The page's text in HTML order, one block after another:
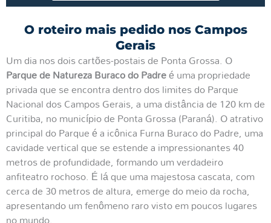
O roteiro mais pedido nos Campos
Gerais
Um dia nos dois cartões-postais de Ponta Grossa. O
Parque de Natureza Buraco do Padreé uma propriedade
privada que se encontra dentro dos limites do Parque
Nacional dos Campos Gerais, a uma distância de 120 km de
Curitiba, no município de Ponta Grossa (Paraná). O atrativo
principal do Parque é a icônica Furna Buraco do Padre, uma
cavidade vertical que se estende a impressionantes 40
metros de profundidade, formando um verdadeiro
anfiteatro rochoso. É lá que uma majestosa cascata, com
cerca de 30 metros de altura, emerge do meio da rocha,
apresentando um fenômeno raro visto em poucos lugares